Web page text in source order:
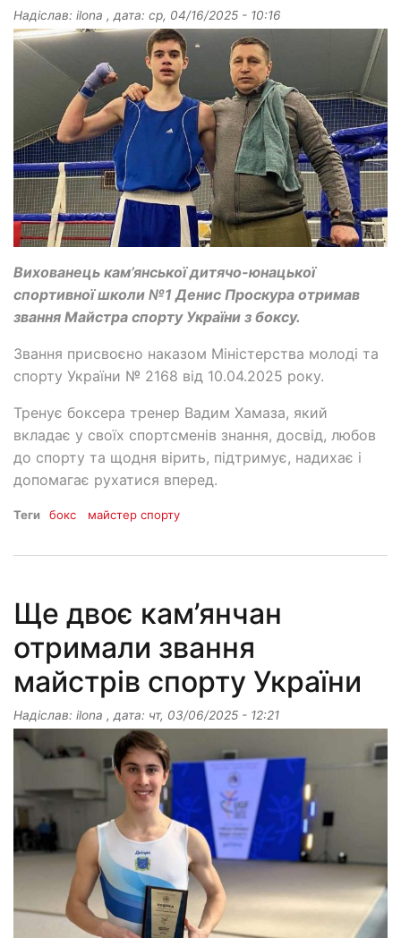
Надіслав: ilona , дата: ср, 04/16/2025 - 10:16
Вихованець кам’янської дитячо-юнацької
спортивної школи №1 Денис Проскура отримав
звання Майстра спорту України з боксу.
Звання присвоєно наказом Міністерства молоді та
спорту України № 2168 від 10.04.2025 року.
Тренує боксера тренер Вадим Хамаза, який
вкладає у своїх спортсменів знання, досвід, любов
до спорту та щодня вірить, підтримує, надихає і
допомагає рухатися вперед.
Теги бокс майстер спорту
Ще двоє кам’янчан
отримали звання
майстрів спорту України
Надіслав: ilona , дата: чт, 03/06/2025 - 12:21